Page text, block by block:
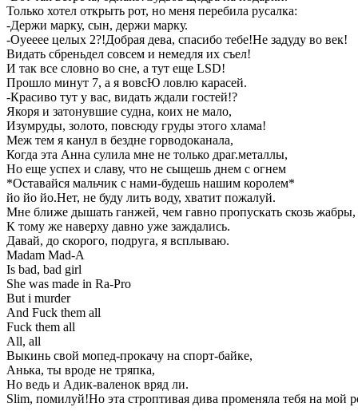
Только хотел открыть рот, но меня перебила русалка:
-Держи марку, сын, держи марку.
-Оуееее целых 2?!Добрая дева, спасибо тебе!Не задуду во век!
Видать сбреньдел совсем и немедля их съел!
И так все словно во сне, а тут еще LSD!
Прошло минут 7, а я вовсЮ ловлю карасей.
-Красиво тут у вас, видать ждали гостей!?
Якоря и затонувшие судна, коих не мало,
Изумруды, золото, повсюду груды этого хлама!
Меж тем я канул в бездне горводоканала,
Когда эта Анна сулила мне не только драг.металлы,
Но еще успех и славу, что не сыщешь днем с огнем
*Оставайся мальчик с нами-будешь нашим королем*
йо йо йо.Нет, не буду лить воду, хватит пожалуй.
Мне ближе дышать ганжей, чем гавно пропускать скозь жабры,
К тому же наверху давно уже заждались.
Давай, до скорого, подруга, я всплываю.
Madam Mad-A
Is bad, bad girl
She was made in Ra-Pro
But i murder
And Fuck them all
Fuck them all
All, all
Выкинь свой мопед-прокачу на спорт-байке,
Анька, ты вроде не тряпка,
Но ведь и Адик-валенок вряд ли.
Slim, помилуй!Но эта строптивая дива променяла тебя на мой